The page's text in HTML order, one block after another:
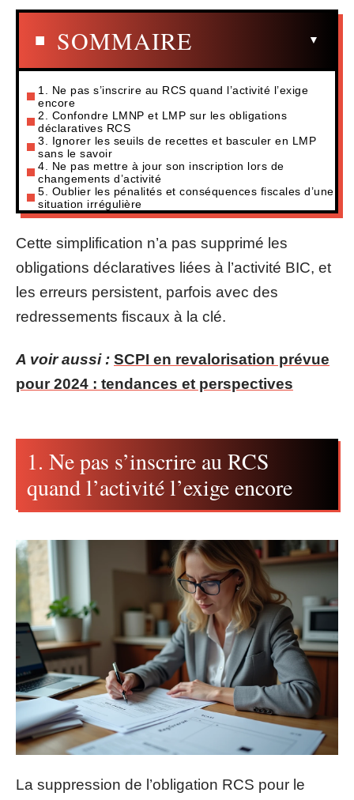
SOMMAIRE
1. Ne pas s’inscrire au RCS quand l’activité l’exige
encore
2. Confondre LMNP et LMP sur les obligations
déclaratives RCS
3. Ignorer les seuils de recettes et basculer en LMP
sans le savoir
4. Ne pas mettre à jour son inscription lors de
changements d’activité
5. Oublier les pénalités et conséquences fiscales d’une
situation irrégulière
Cette simplification n’a pas supprimé les
obligations déclaratives liées à l’activité BIC, et
les erreurs persistent, parfois avec des
redressements fiscaux à la clé.
A voir aussi : SCPI en revalorisation prévue
pour 2024 : tendances et perspectives
1. Ne pas s’inscrire au RCS
quand l’activité l’exige encore
La suppression de l’obligation RCS pour le